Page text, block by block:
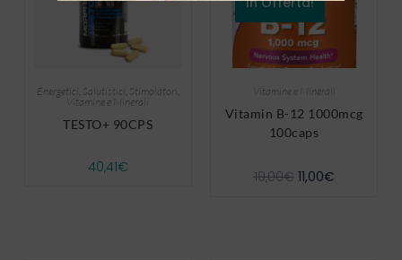
Energetici , Salutistici , Stimolatori ,
Vitamine e Minerali
TESTO+ 90CPS
40,41€
Vitamine e Minerali
Vitamin B-12 1000mcg
100caps
19,00€ 11,00€